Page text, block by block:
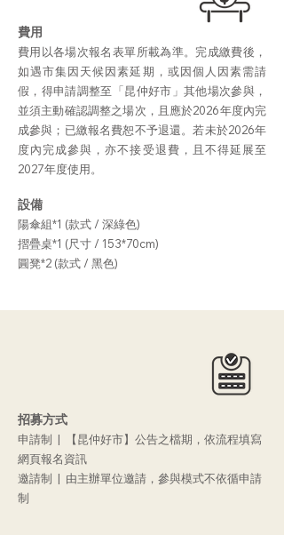
費用
費用以各場次報名表單所載為準。完成繳費後，
如遇市集因天候因素延期，或因個人因素需請
假，得申請調整至「昆仲好市」其他場次參與，
並須主動確認調整之場次，且應於2026年度內完
成參與；已繳報名費恕不予退還。若未於2026年
度內完成參與，亦不接受退費，且不得延展至
2027年度使用。
設備
陽傘組*1 (款式 / 深綠色)
摺疊桌*1 (尺寸 / 153*70cm)
圓凳*2 (款式 / 黑色)
招募方式
申請制 | 【昆仲好市】公告之檔期，依流程填寫
網頁報名資訊
邀請制 | 由主辦單位邀請，參與模式不依循申請
制